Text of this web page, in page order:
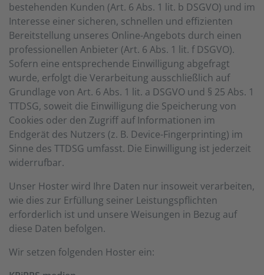
bestehenden Kunden (Art. 6 Abs. 1 lit. b DSGVO) und im
Interesse einer sicheren, schnellen und effizienten
Bereitstellung unseres Online-Angebots durch einen
professionellen Anbieter (Art. 6 Abs. 1 lit. f DSGVO).
Sofern eine entsprechende Einwilligung abgefragt
wurde, erfolgt die Verarbeitung ausschließlich auf
Grundlage von Art. 6 Abs. 1 lit. a DSGVO und § 25 Abs. 1
TTDSG, soweit die Einwilligung die Speicherung von
Cookies oder den Zugriff auf Informationen im
Endgerät des Nutzers (z. B. Device-Fingerprinting) im
Sinne des TTDSG umfasst. Die Einwilligung ist jederzeit
widerrufbar.
Unser Hoster wird Ihre Daten nur insoweit verarbeiten,
wie dies zur Erfüllung seiner Leistungspflichten
erforderlich ist und unsere Weisungen in Bezug auf
diese Daten befolgen.
Wir setzen folgenden Hoster ein: